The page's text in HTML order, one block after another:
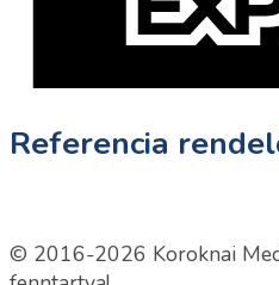
Referencia
© 2016-2026 Koroknai